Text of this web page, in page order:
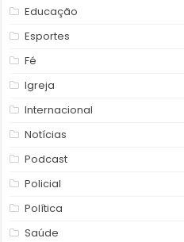
Educação
Esportes
Fé
Igreja
Internacional
Notícias
Podcast
Policial
Política
Saúde